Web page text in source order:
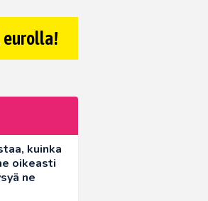
eurolla!
kuinka
oikeasti
ne